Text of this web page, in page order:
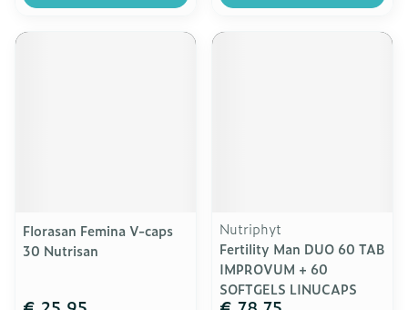
Florasan Femina V-caps
30 Nutrisan
Nutriphyt
Fertility Man DUO 60 TAB
IMPROVUM + 60
SOFTGELS LINUCAPS